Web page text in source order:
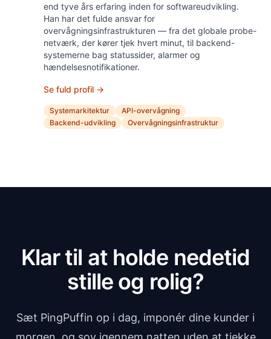
end tyve års erfaring inden for softwareudvikling.
Han har det fulde ansvar for
overvågningsinfrastrukturen — fra det globale probe-
netværk, der kører tjek hvert minut, til backend-
systemerne bag statussider, alarmer og
hændelsesnotifikationer.
Se fuld profil →
Systemarkitektur
API-overvågning
Backend-udvikling
Overvågningsinfrastruktur
Klar til at holde nedetid
stille og rolig?
Sæt PingPuffin op i dag, imponér dine kunder i